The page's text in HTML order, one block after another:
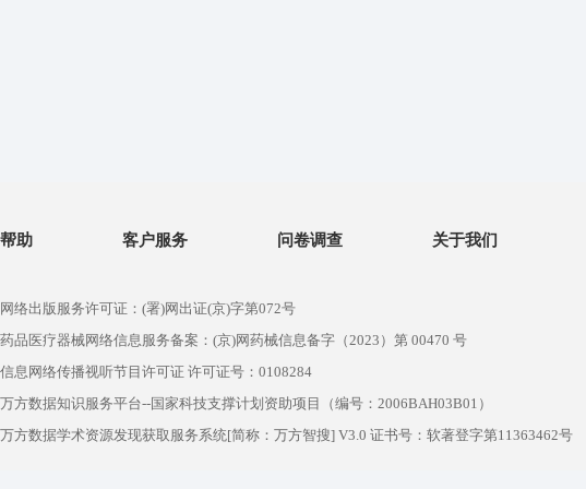
帮助 客户服务 问卷调查 关于我们
网络出版服务许可证：(署)网出证(京)字第072号
药品医疗器械网络信息服务备案：(京)网药械信息备字（2023）第 00470 号
信息网络传播视听节目许可证 许可证号：0108284
万方数据知识服务平台--国家科技支撑计划资助项目（编号：2006BAH03B01）
万方数据学术资源发现获取服务系统[简称：万方智搜] V3.0 证书号：软著登字第11363462号